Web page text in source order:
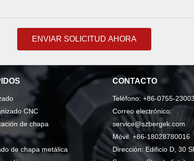
ENVIAR SOLICITUD AHORA
CNC
de chapa
de chapa metálica
CONTACTO
Teléfono: +86-0755-
Correo electrónico:
service@szbergek.com
Móvil: +86-18028780016
Dirección: Edificio D, 30